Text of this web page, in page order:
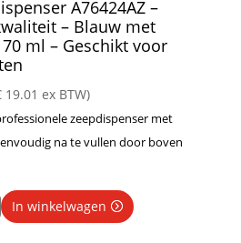
A76424AZ –
– Blauw met
ml – Geschikt voor
19.01 ex BTW)
zeepdispenser met
na te vullen door boven
In winkelwagen